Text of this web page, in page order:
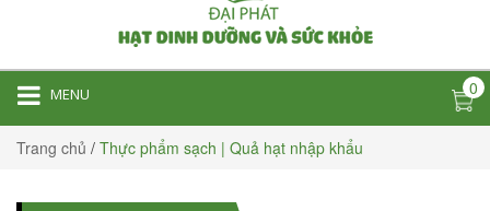
MENU 0
Trang chủ / Thực phẩm sạch | Quả hạt nhập khẩu